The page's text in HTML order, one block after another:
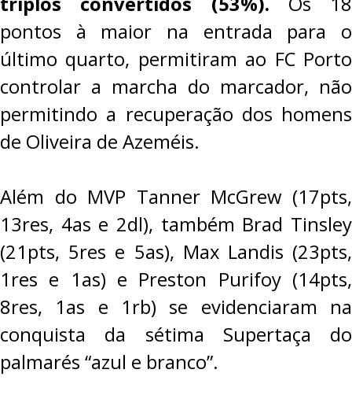
pontos à maior na entrada para o
último quarto, permitiram ao FC Porto
controlar a marcha do marcador, não
permitindo a recuperação dos homens
de Oliveira de Azeméis.
Além do MVP Tanner McGrew (17pts,
13res, 4as e 2dl), também Brad Tinsley
(21pts, 5res e 5as), Max Landis (23pts,
1res e 1as) e Preston Purifoy (14pts,
8res, 1as e 1rb) se evidenciaram na
conquista da sétima Supertaça do
palmarés “azul e branco”.